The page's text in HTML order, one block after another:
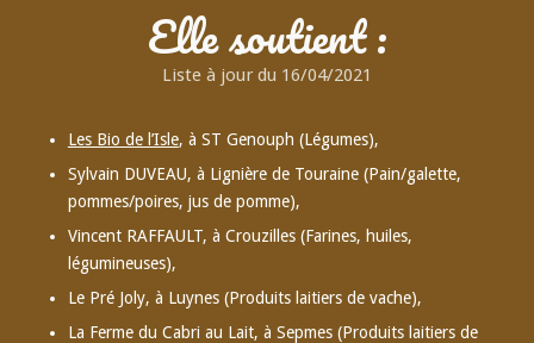
Elle soutient :
Liste à jour du 16/04/2021
Les Bio de l’Isle, à ST Genouph (Légumes),
Sylvain DUVEAU, à Lignière de Touraine (Pain/galette,
pommes/poires, jus de pomme),
Vincent RAFFAULT, à Crouzilles (Farines, huiles,
légumineuses),
Le Pré Joly, à Luynes (Produits laitiers de vache),
La Ferme du Cabri au Lait, à Sepmes (Produits laitiers de